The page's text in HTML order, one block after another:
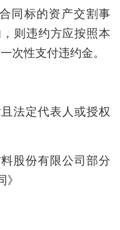
同标的资产交割事
则违约方应按照本
次性支付违约金。
法定代表人或授权
股份有限公司部分